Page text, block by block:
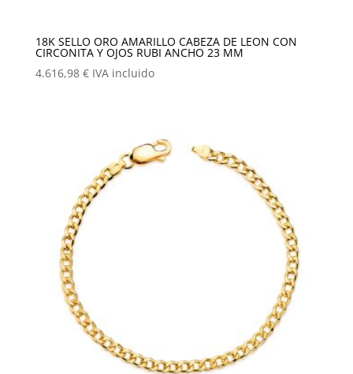
18K SELLO ORO AMARILLO CABEZA DE LEON CON
CIRCONITA Y OJOS RUBI ANCHO 23 MM
4.616,98 € IVA incluido